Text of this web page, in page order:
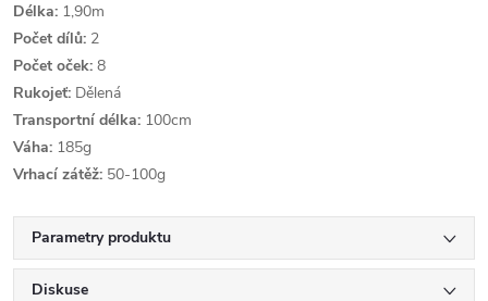
Délka: 1,90m
Počet dílů: 2
Počet oček: 8
Rukojeť: Dělená
Transportní délka: 100cm
Váha: 185g
Vrhací zátěž: 50-100g
Parametry produktu
Diskuse